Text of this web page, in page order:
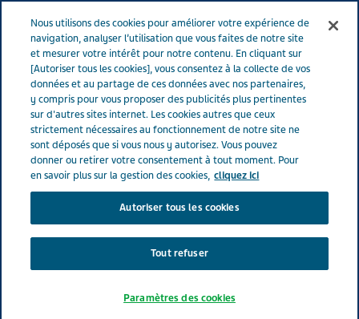
Menu
France Nos Produits ROPINIROLE TEVA LP® 8 mg (bte de 28)
ROPINIROLE TEVA LP® 8
mg (bte de 28)
ANTIPARKINSONIENS ROPINIROLE CHLORHYDRATE
Forme pharmaceutique
Nous utilisons des cookies pour améliorer votre expérience de
navigation, analyser l’utilisation que vous faites de notre site
et mesurer votre intérêt pour notre contenu. En cliquant sur
[Autoriser tous les cookies], vous consentez à la collecte de vos
données et au partage de ces données avec nos partenaires,
y compris pour vous proposer des publicités plus pertinentes
sur d'autres sites internet. Les cookies autres que ceux
strictement nécessaires au fonctionnement de notre site ne
sont déposés que si vous nous y autorisez. Vous pouvez
donner ou retirer votre consentement à tout moment. Pour
en savoir plus sur la gestion des cookies, cliquez ici
Autoriser tous les cookies
Tout refuser
Paramètres des cookies